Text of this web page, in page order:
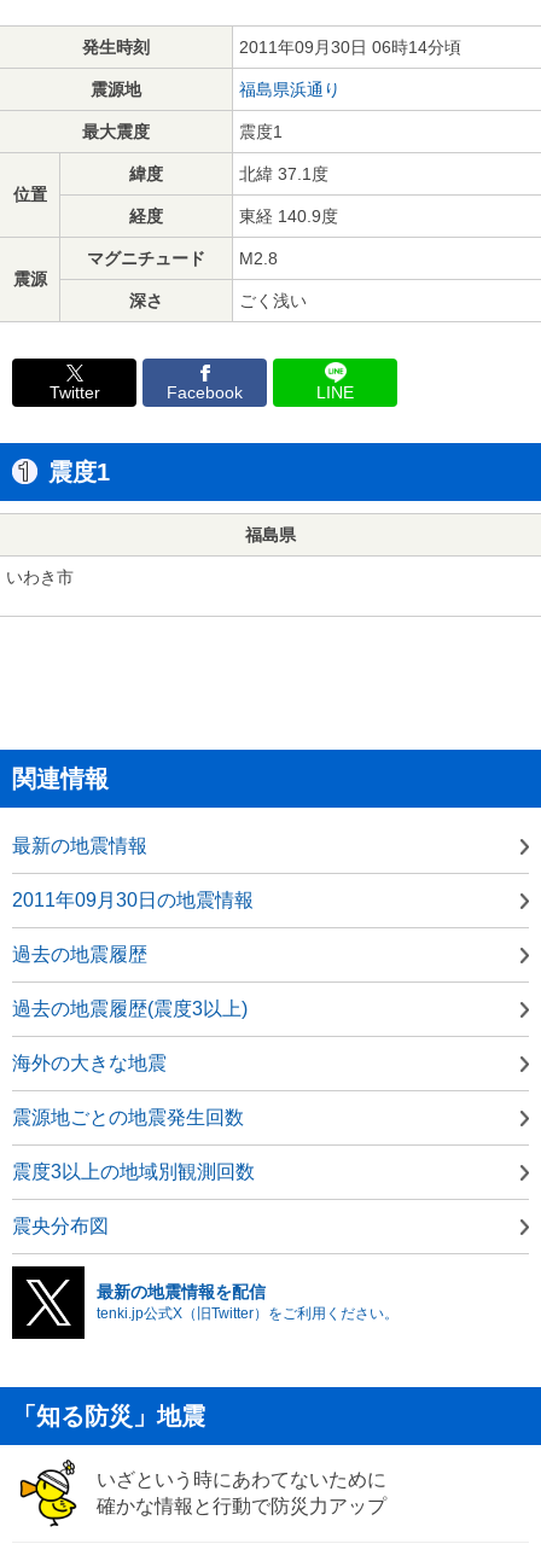
発生時刻 2011年09月30日 06時14分頃
震源地 福島県浜通り
最大震度 震度1
位置
緯度 北緯 37.1度
経度 東経 140.9度
震源
マグニチュード M2.8
深さ ごく浅い
Twitter Facebook LINE
震度1
福島県
いわき市
関連情報
最新の地震情報
2011年09月30日の地震情報
過去の地震履歴
過去の地震履歴(震度3以上)
海外の大きな地震
震源地ごとの地震発生回数
震度3以上の地域別観測回数
震央分布図
最新の地震情報を配信
tenki.jp公式X（旧Twitter）をご利用ください。
「知る防災」地震
いざという時にあわてないために
確かな情報と行動で防災力アップ